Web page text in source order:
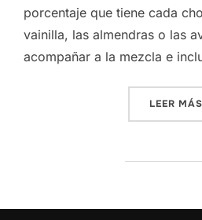
porcentaje que tiene cada
vainilla, las almendras o las
acompañar a la mezcla e
LEER MÁS